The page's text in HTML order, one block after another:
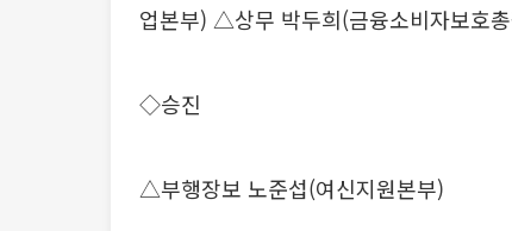
업본부) △상무 박두희(금융소비자보호
◇승진
△부행장보 노준섭(여신지원본부)